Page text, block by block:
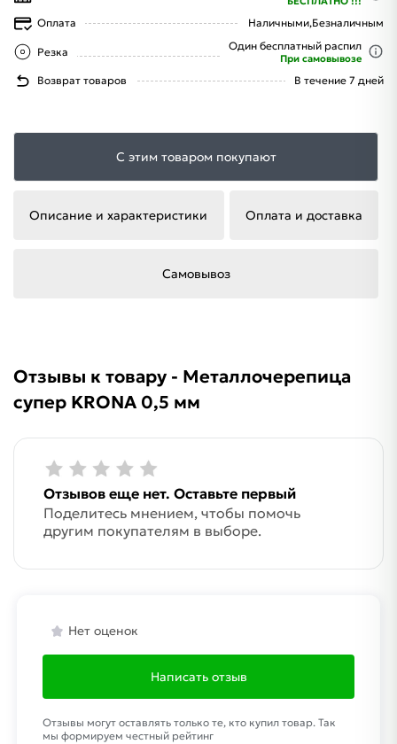
Оплата Наличными,Безналичным
Резка Один бесплатный распил
При самовывозе
Возврат товаров В течение 7 дней
С этим товаром покупают
Описание и характеристики Оплата и доставка
Самовывоз
Отзывы к товару - Металлочерепица
супер KRONA 0,5 мм
Отзывов еще нет. Оставьте первый
Поделитесь мнением, чтобы помочь
другим покупателям в выборе.
Нет оценок
Написать отзыв
Отзывы могут оставлять только те, кто купил товар. Так
мы формируем честный рейтинг